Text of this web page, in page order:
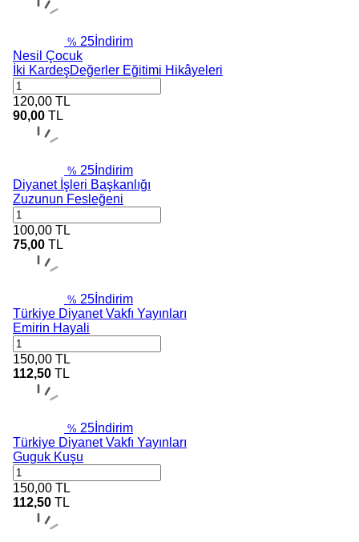
% 25 İndirim
Nesil Çocuk
İki KardeşDeğerler Eğitimi Hikâyeleri
120,00 TL
90,00 TL
% 25 İndirim
Diyanet İşleri Başkanlığı
Zuzunun Fesleğeni
100,00 TL
75,00 TL
% 25 İndirim
Türkiye Diyanet Vakfı Yayınları
Emirin Hayali
150,00 TL
112,50 TL
% 25 İndirim
Türkiye Diyanet Vakfı Yayınları
Guguk Kuşu
150,00 TL
112,50 TL